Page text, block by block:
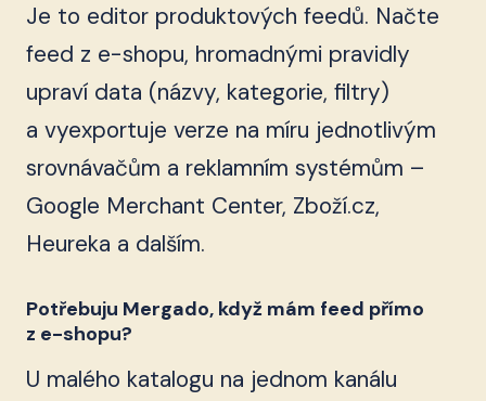
Je to editor produktových feedů. Načte
feed z e-shopu, hromadnými pravidly
upraví data (názvy, kategorie, filtry)
a vyexportuje verze na míru jednotlivým
srovnávačům a reklamním systémům –
Google Merchant Center, Zboží.cz,
Heureka a dalším.
Potřebuju Mergado, když mám feed přímo
z e-shopu?
U malého katalogu na jednom kanálu